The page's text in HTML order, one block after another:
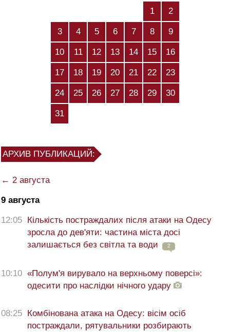
1
2
3 4 5 6 7 8 9
10 11 12 13 14 15 16
17 18 19 20 21 22 23
24 25 26 27 28 29 30
31
АРХИВ ПУБЛИКАЦИЙ:
← 2 августа
9 августа
12:05 Кількість постраждалих після атаки на Одесу
зросла до дев'яти: частина міста досі
залишається без світла та води
2
10:10 «Полум'я вирувало на верхньому поверсі»:
одесити про наслідки нічного удару
08:25 Комбінована атака на Одесу: вісім осіб
постраждали, рятувальники розбирають